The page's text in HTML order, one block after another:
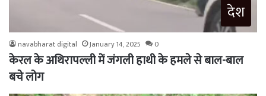
देश
navabharat digital January 14, 2025 0
केरल के अथिरापल्ली में जंगली हाथी के हमले से बाल-बाल
बचे लोग